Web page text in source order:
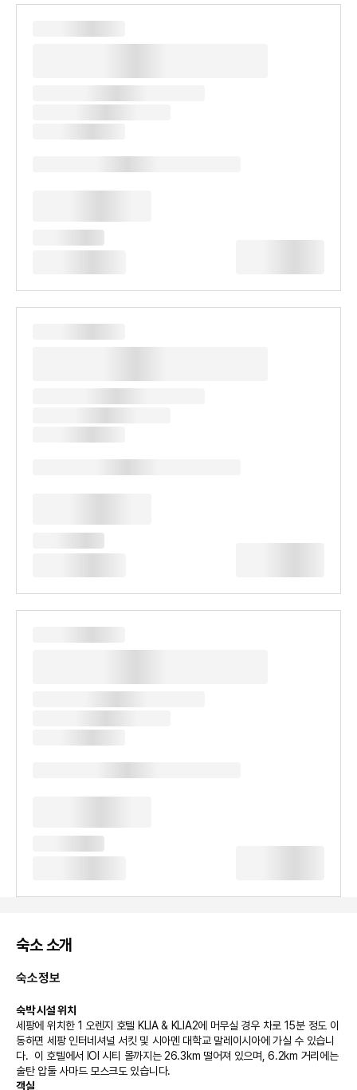
숙소 소개
숙소정보
숙박 시설 위치
세팡에 위치한 1 오렌지 호텔 KLIA & KLIA2에 머무실 경우 차로 15분 정도 이
동하면 세팡 인터네셔널 서킷 및 시아멘 대학교 말레이시아에 가실 수 있습니
다.  이 호텔에서 IOI 시티 몰까지는 26.3km 떨어져 있으며, 6.2km 거리에는
술탄 압둘 사마드 모스크도 있습니다.
객실